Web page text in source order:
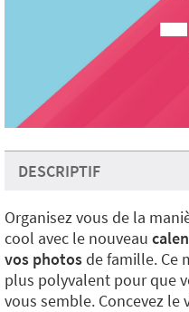
DESCRIPTIF
Organisez vous de la
cool avec le nouveau
vos photosde famille. Ce
plus polyvalent pour que
vous semble. Concevez